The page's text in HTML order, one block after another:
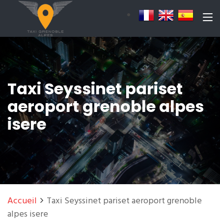
Taxi Seyssinet pariset
aeroport grenoble alpes
isere
Accueil
Taxi Seyssinet pariset aeroport grenoble
alpes isere